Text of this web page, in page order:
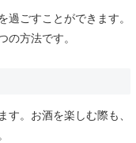
ごすことができます。
の方法です。
す。お酒を楽しむ際も、